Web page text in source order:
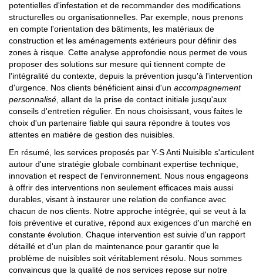
potentielles d'infestation et de recommander des modifications
structurelles ou organisationnelles. Par exemple, nous prenons
en compte l'orientation des bâtiments, les matériaux de
construction et les aménagements extérieurs pour définir des
zones à risque. Cette analyse approfondie nous permet de vous
proposer des solutions sur mesure qui tiennent compte de
l'intégralité du contexte, depuis la prévention jusqu'à l'intervention
d'urgence. Nos clients bénéficient ainsi d'un accompagnement
personnalisé, allant de la prise de contact initiale jusqu'aux
conseils d'entretien régulier. En nous choisissant, vous faites le
choix d'un partenaire fiable qui saura répondre à toutes vos
attentes en matière de gestion des nuisibles.
En résumé, les services proposés par Y-S Anti Nuisible s'articulent
autour d'une stratégie globale combinant expertise technique,
innovation et respect de l'environnement. Nous nous engageons
à offrir des interventions non seulement efficaces mais aussi
durables, visant à instaurer une relation de confiance avec
chacun de nos clients. Notre approche intégrée, qui se veut à la
fois préventive et curative, répond aux exigences d'un marché en
constante évolution. Chaque intervention est suivie d'un rapport
détaillé et d'un plan de maintenance pour garantir que le
problème de nuisibles soit véritablement résolu. Nous sommes
convaincus que la qualité de nos services repose sur notre